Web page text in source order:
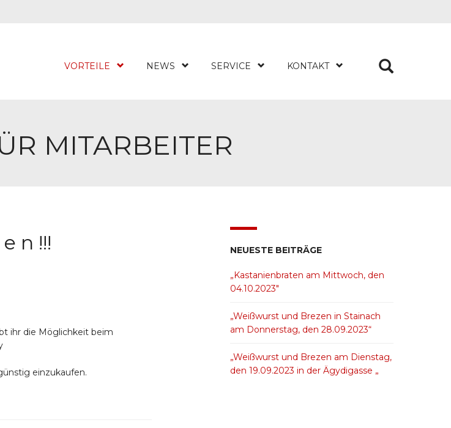
VORTEILE NEWS SERVICE KONTAKT
MITARBEITER
n !!!
ihr die Möglichkeit beim
einzukaufen.
NEUESTE BEITRÄGE
„Kastanienbraten am Mittwoch, den
04.10.2023″
„Weißwurst und Brezen in Stainach
am Donnerstag, den 28.09.2023“
„Weißwurst und Brezen am Dienstag,
den 19.09.2023 in der Ägydigasse „